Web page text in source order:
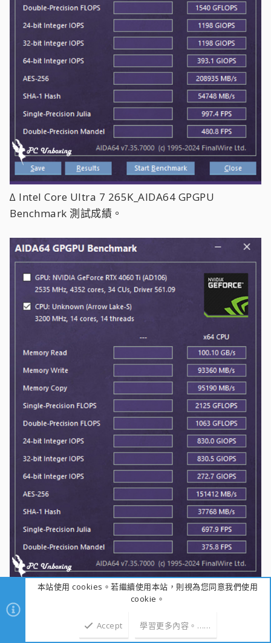
∆ Intel Core Ultra 7 265K_AIDA64 GPGPU
Benchmark 測試成績。
∆ Intel Core Ultra 5 245KF_AIDA64 GPGPU
Benchmark 測試成績。